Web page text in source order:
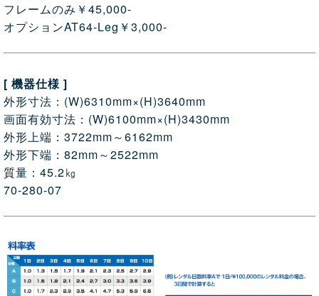
フレームのみ￥45,000-
オプションAT64-Leg￥3,000-
[ 機器仕様 ]
外形寸法：(W)6310mm×(H)3640mm
画面有効寸法：(W)6100mm×(H)3430mm
外形上端：3722mm～6162mm
外形下端：82mm～2522mm
質量：45.2㎏
70-280-07